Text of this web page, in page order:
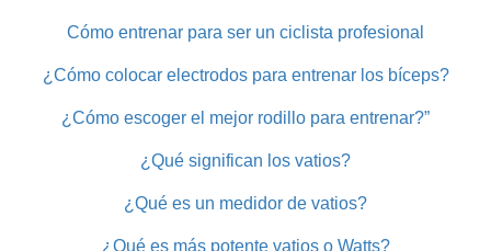
Cómo entrenar para ser un ciclista profesional
¿Cómo colocar electrodos para entrenar los bíceps?
¿Cómo escoger el mejor rodillo para entrenar?”
¿Qué significan los vatios?
¿Qué es un medidor de vatios?
¿Qué es más potente vatios o Watts?